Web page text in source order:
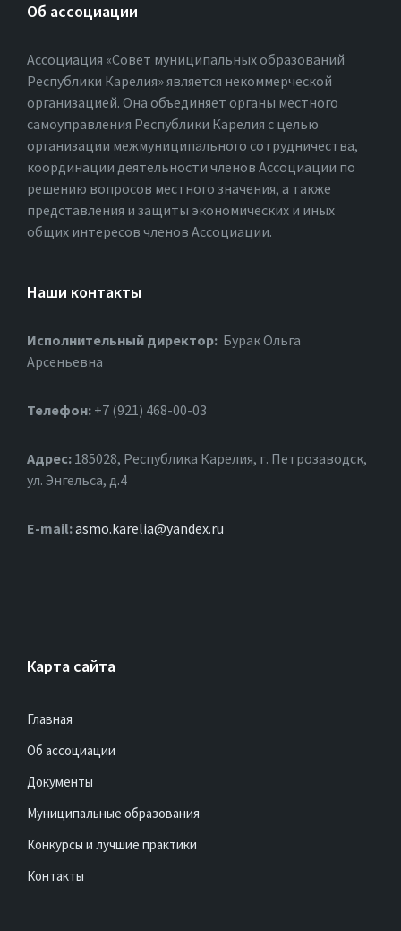
Об ассоциации
Ассоциация «Совет муниципальных образований
Республики Карелия» является некоммерческой
организацией. Она объединяет органы местного
самоуправления Республики Карелия с целью
организации межмуниципального сотрудничества,
координации деятельности членов Ассоциации по
решению вопросов местного значения, а также
представления и защиты экономических и иных
общих интересов членов Ассоциации.
Наши контакты
Исполнительный директор: Бурак Ольга
Арсеньевна
Телефон: +7 (921) 468-00-03
Адрес: 185028, Республика Карелия, г. Петрозаводск,
ул. Энгельса, д.4
Е-mail:asmo.karelia@yandex.ru
Об ассоциации
Документы
Муниципальные образования
Конкурсы и лучшие практики
Контакты